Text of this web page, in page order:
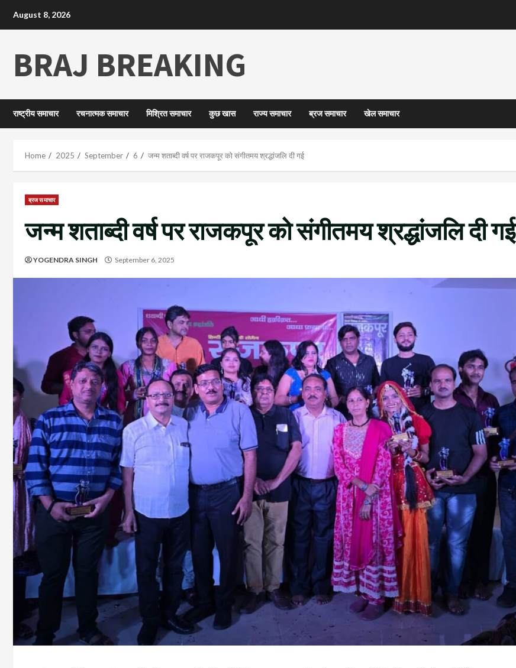
August 8, 2026
BRAJ BREAKING
राष्ट्रीय समाचार रचनात्मक समाचार मिश्रित समाचार कुछ खास राज्य समाचार ब्रज समाचार खेल समाचार
Home 2025 September 6 जन्म शताब्दी वर्ष पर राजकपूर को संगीतमय श्रद्धांजलि दी गई
ब्रज समाचार
जन्म शताब्दी वर्ष पर राजकपूर को संगीतमय श्रद्धांजलि दी गई
YOGENDRA SINGH September 6, 2025